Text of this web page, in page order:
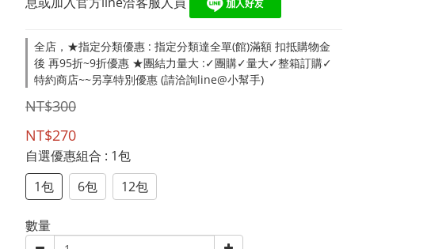
全店，★指定分類優惠 : 指定分類達全單(館)滿額 扣抵購物金
後 再95折~9折優惠 ★團結力量大 :✓團購✓量大✓整箱訂購✓
特約商店~~另享特別優惠 (請洽詢line@小幫手)
NT$300
NT$270
自選優惠組合 : 1包
1包
6包 12包
數量